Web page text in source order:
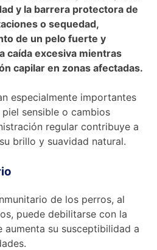
y la barrera protectora de
o sequedad,
de un pelo fuerte y
caída excesiva mientras
capilar en zonas afectadas.
especialmente importantes
sensible o cambios
regular contribuye a
brillo y suavidad natural.
de los perros, al
puede debilitarse con la
aumenta su susceptibilidad a